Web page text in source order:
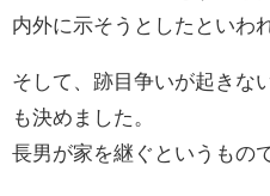
内外に示そうとしたといわ
そして、跡目争いが起きな
も決めました。
長男が家を継ぐというもの